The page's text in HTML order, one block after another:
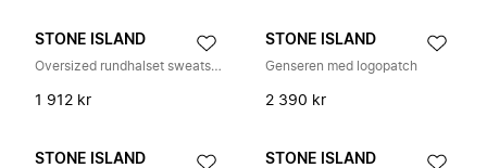
STONE ISLAND
Oversized rundhalset sweatshirt
1 912 kr
STONE ISLAND
Genseren med logopatch
2 390 kr
STONE ISLAND STONE ISLAND